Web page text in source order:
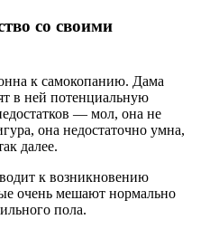
со своими
к самокопанию. Дама
в ней потенциальную
— мол, она не
она недостаточно умна,
далее.
к возникновению
очень мешают нормально
пола.